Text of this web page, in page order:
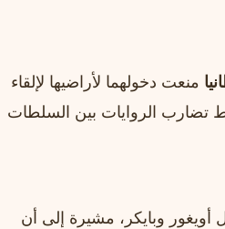
منعت دخولهما لأراضيها لإلقاء
تضارب الروايات بين السلطات
أويغور وبايكر، مشيرة إلى أن